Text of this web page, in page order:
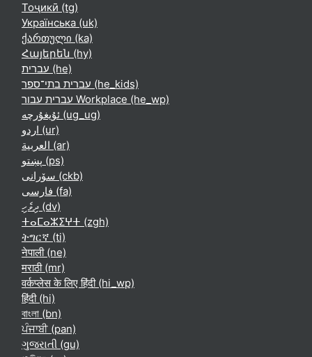
Тоҷикӣ ‎(tg)‎
Українська ‎(uk)‎
ქართული ‎(ka)‎
Հայերեն ‎(hy)‎
עברית ‎(he)‎
עברית בתי־ספר ‎(he_kids)‎
עברית עבור Workplace ‎(he_wp)‎
ئۇيغۇرچە ‎(ug_ug)‎
اردو ‎(ur)‎
العربية ‎(ar)‎
پښتو ‎(ps)‎
سۆرانی ‎(ckb)‎
فارسی ‎(fa)‎
ދިވެހި ‎(dv)‎
ⵜⴰⵎⴰⵣⵉⵖⵜ ‎(zgh)‎
ትግርኛ ‎(ti)‎
नेपाली ‎(ne)‎
मराठी ‎(mr)‎
वर्कप्लेस के लिए हिंदी ‎(hi_wp)‎
हिंदी ‎(hi)‎
বাংলা ‎(bn)‎
ਪੰਜਾਬੀ ‎(pan)‎
ગુજરાતી ‎(gu)‎